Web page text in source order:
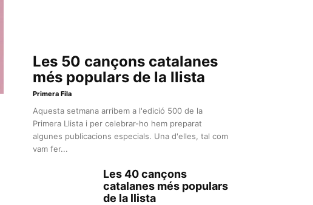
Les 50 cançons catalanes
més populars de la llista
Primera Fila
Aquesta setmana arribem a l'edició 500 de la
Primera Llista i per celebrar-ho hem preparat
algunes publicacions especials. Una d'elles, tal com
vam fer...
Les 40 cançons
catalanes més populars
de la llista